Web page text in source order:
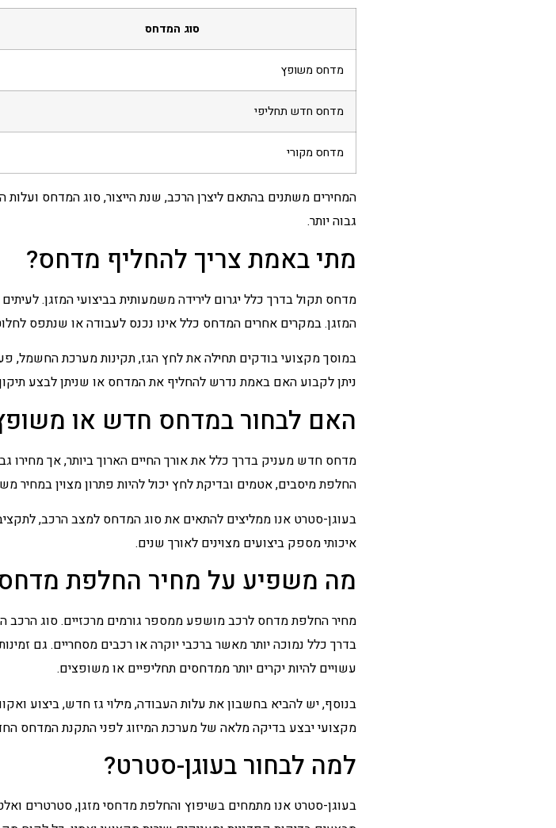
סוג המדחס
מדחס משופץ
מדחס חדש תחליפי
מדחס מקורי
המחירים משתנים בהתאם ליצרן הרכב, שנת הייצור, סוג המדחס ועלות
גבוה יותר.
מתי באמת צריך להחליף מדחס?
מדחס תקול בדרך כלל יגרום לירידה משמעותית בביצועי המזגן.
המזגן. במקרים אחרים המדחס כלל אינו נכנס לעבודה או שנתפס
במוסך מקצועי בודקים תחילה את לחץ הגז, תקינות מערכת
ניתן לקבוע האם באמת נדרש להחליף את המדחס או שניתן לבצע תיקון
האם לבחור במדחס חדש או
מדחס חדש מעניק בדרך כלל את אורך החיים הארוך ביותר, אך מחירו
החלפת מיסבים, אטמים ובדיקת לחץ יכול להיות פתרון מצוין במחיר
בעוגן-סטרט אנו ממליצים להתאים את סוג המדחס למצב הרכב,
איכותי מספק ביצועים מצוינים לאורך שנים.
מה משפיע על מחיר החלפת
מחיר החלפת מדחס לרכב מושפע ממספר גורמים מרכזיים. סוג
בדרך כלל נמוכה יותר מאשר ברכבי יוקרה או רכבים מסחריים. גם
עשויים להיות יקרים יותר ממדחסים תחליפיים או משופצים.
בנוסף, יש להביא בחשבון את עלות העבודה, מילוי גז חדש, ביצוע
מקצועי יבצע בדיקה מלאה של מערכת המיזוג לפני התקנת המדחס
למה לבחור בעוגן-סטרט?
בעוגן-סטרט אנו מתמחים בשיפוץ והחלפת מדחסי מזגן, סטרטרים